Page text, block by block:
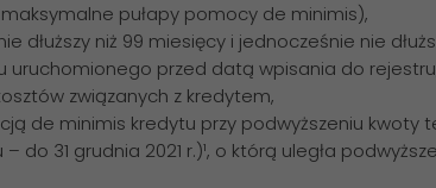
pułapy pomocy de minimis),
dłuższy niż 99 miesięcy i jednocześnie nie
uruchomionego przed datą wpisania do
związanych z kredytem,
de minimis kredytu przy podwyższeniu
do 31 grudnia 2021 r.)¹, o którą uległa